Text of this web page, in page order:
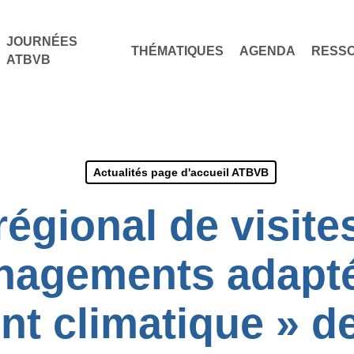
JOURNÉES
ATBVB
THÉMATIQUES AGENDA
Actualités page d'accueil ATBVB
de
climatique »